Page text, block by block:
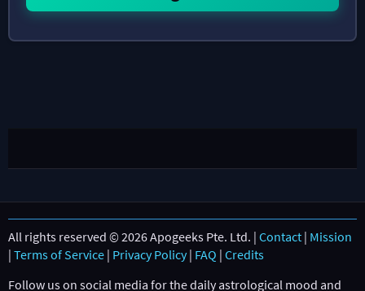
All rights reserved © 2026 Apogeeks Pte. Ltd. | Contact | Mission
| Terms of Service | Privacy Policy| FAQ | Credits
Follow us on social media for the daily astrological mood and